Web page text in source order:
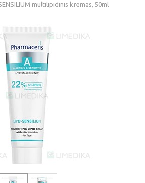
multilipidinis kremas, 50ml